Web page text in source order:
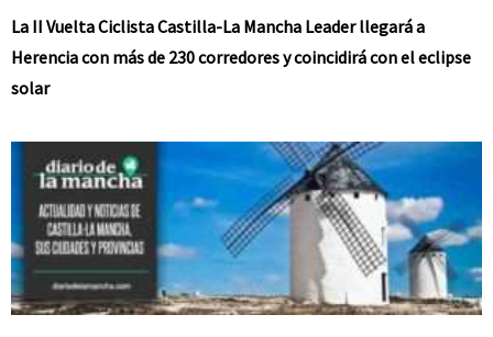
La II Vuelta Ciclista Castilla-La Mancha Leader llegará a
Herencia con más de 230 corredores y coincidirá con el eclipse
solar